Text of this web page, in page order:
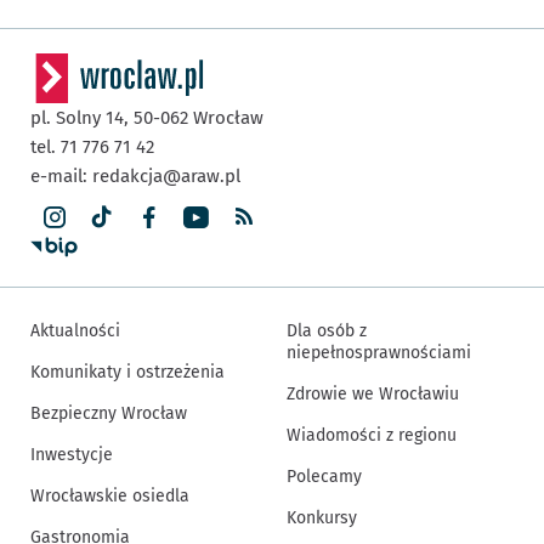
pl. Solny 14, 50-062 Wrocław
tel. 71 776 71 42
e-mail: redakcja@araw.pl
Aktualności
Komunikaty i ostrzeżenia
Bezpieczny Wrocław
Inwestycje
Wrocławskie osiedla
Gastronomia
Dla osób z
niepełnosprawnościami
Zdrowie we Wrocławiu
Wiadomości z regionu
Polecamy
Konkursy